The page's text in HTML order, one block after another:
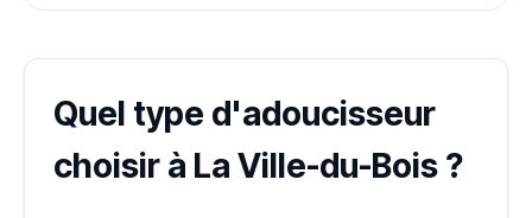
Quel type d'adoucisseur
choisir à La Ville-du-Bois ?